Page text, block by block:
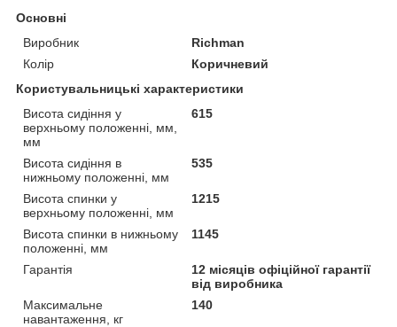
Основні
Виробник
Richman
Колір
Коричневий
Користувальницькі характеристики
Висота сидіння у
верхньому положенні, мм,
мм
615
Висота сидіння в
нижньому положенні, мм
535
Висота спинки у
верхньому положенні, мм
1215
Висота спинки в нижньому
положенні, мм
1145
Гарантія
12 місяців офіційної гарантії
від виробника
Максимальне
навантаження, кг
140